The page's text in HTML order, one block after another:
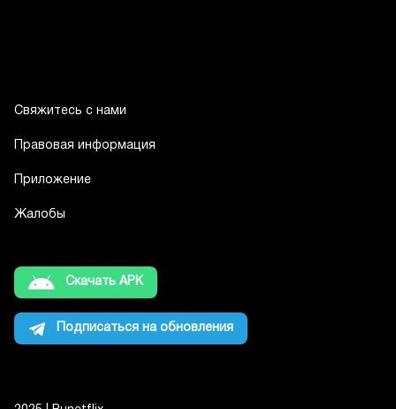
Свяжитесь с нами
Правовая информация
Приложение
Жалобы
Скачать APK
Подписаться на обновления